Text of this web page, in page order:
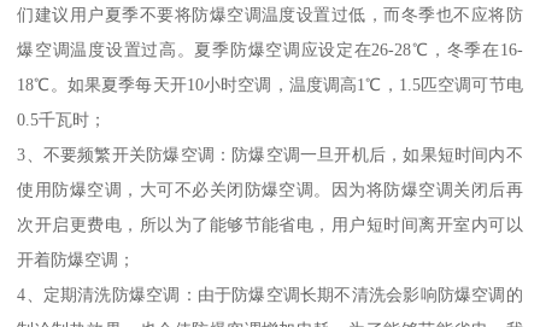
们建议用户夏季不要将防爆空调温度设置过低，而冬季也不应将防
爆空调温度设置过高。夏季防爆空调应设定在26-28℃，冬季在16-
18℃。如果夏季每天开10小时空调，温度调高1℃，1.5匹空调可节电
0.5千瓦时；
3、不要频繁开关防爆空调：防爆空调一旦开机后，如果短时间内不
使用防爆空调，大可不必关闭防爆空调。因为将防爆空调关闭后再
次开启更费电，所以为了能够节能省电，用户短时间离开室内可以
开着防爆空调；
4、定期清洗防爆空调：由于防爆空调长期不清洗会影响防爆空调的